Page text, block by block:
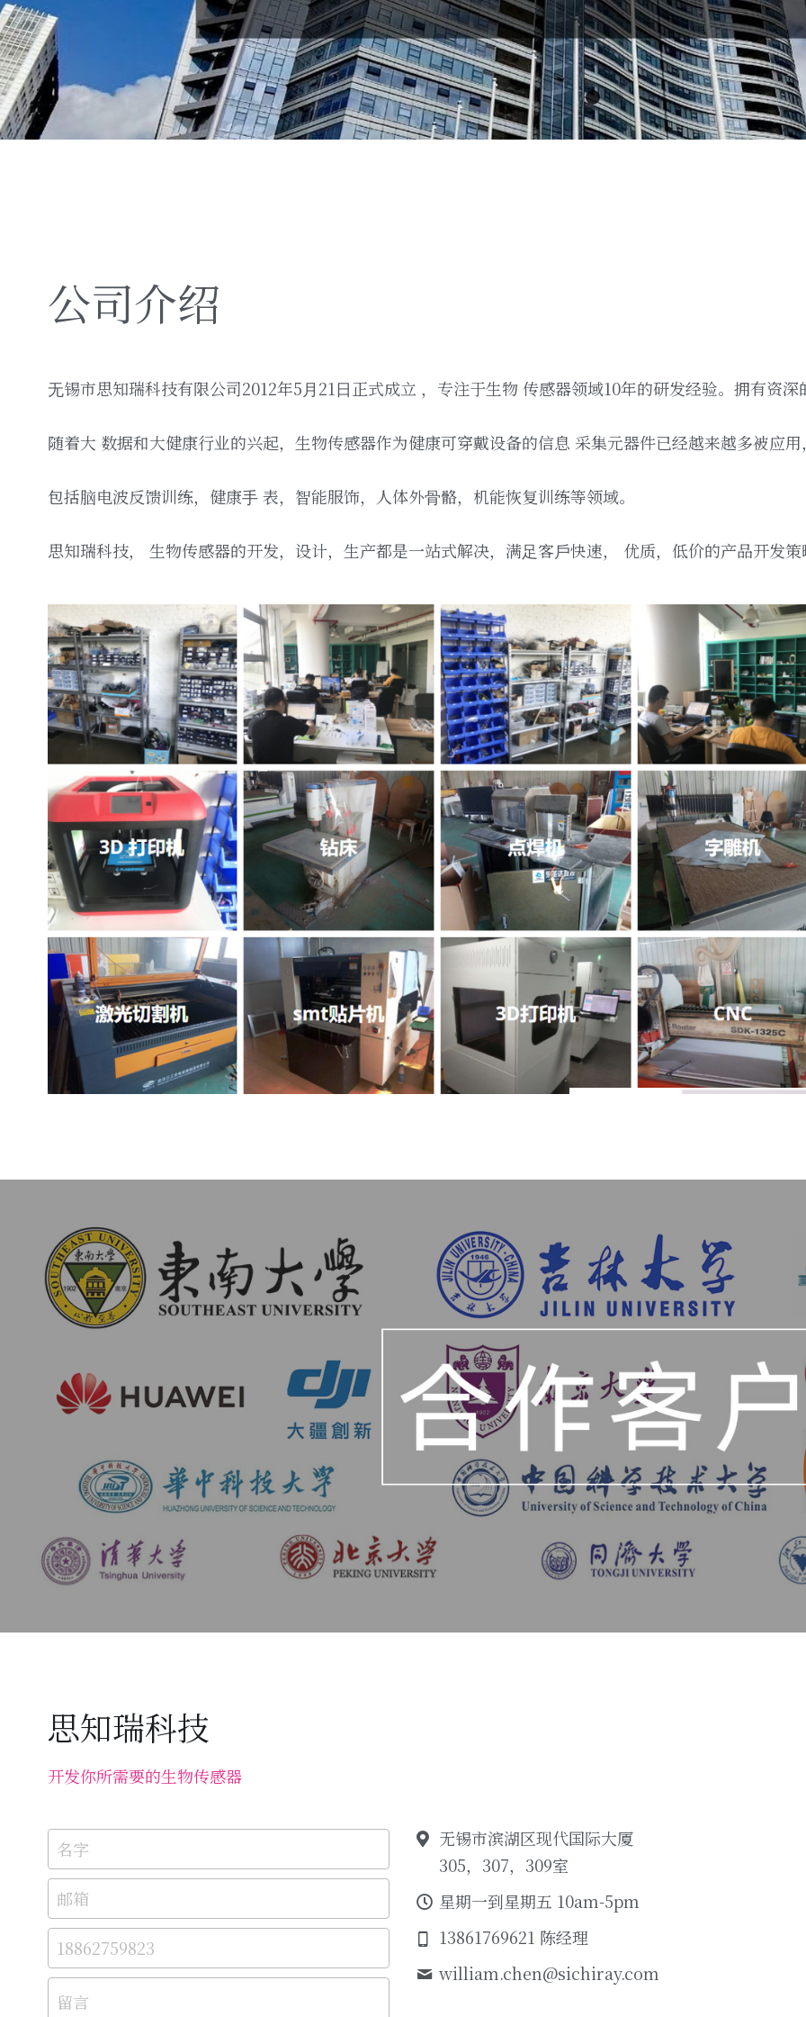
公司介绍
⽆锡市思知瑞科技有限公司2012年5⽉21⽇正式成⽴ ，专注于⽣物 传感器领域10年的研发经验。拥有资
随着⼤ 数据和⼤健康⾏业的兴起，⽣物传感器作为健康可穿戴设备的信息 采集元器件已经越来越多被应
包括脑电波反馈训练，健康⼿ 表，智能服饰，⼈体外⻣骼，机能恢复训练等领域。
思知瑞科技， ⽣物传感器的开发，设计，⽣产都是⼀站式解决，满⾜客⼾快速， 优质，低价的产品开发
思知瑞科技
开发你所需要的生物传感器
无锡市滨湖区现代国际大厦
305，307，309室
星期一到星期五 10am-5pm
13861769621 陈经理
william.chen@sichiray.com
名字
邮箱
18862759823
留言